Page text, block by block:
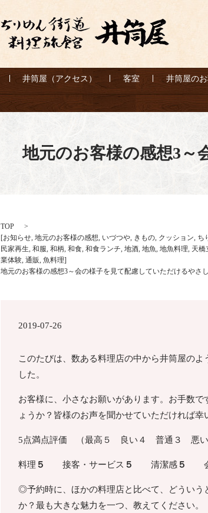
井筒屋（アクセス） 客室 井筒屋の
地元のお客様の感想3～
TOP
[お知らせ, 地元のお客様の感想, いづつや, きもの, クッション, ち
民家再生, 和服, 和柄, 和食, 和食ランチ, 地酒, 地魚, 地魚料理, 天橋
業体験, 通販, 魚料理]
地元のお客様の感想3～会の様子を見て配慮していただけるやさ
2019-07-26
このたびは、数ある料理店の中から井筒屋の
した。
お客様に、小さなお願いがあります。お手数
ょうか？皆様のお声を聞かせていただければ幸
5点満点評価 （最高５ 良い４ 普通３ 悪い
料理 ５ 接客・サービス ５ 清潔感５ 会
◎予約時に、ほかの料理店と比べて、どういう
か？最も大きな魅力を一つ、教えてください。